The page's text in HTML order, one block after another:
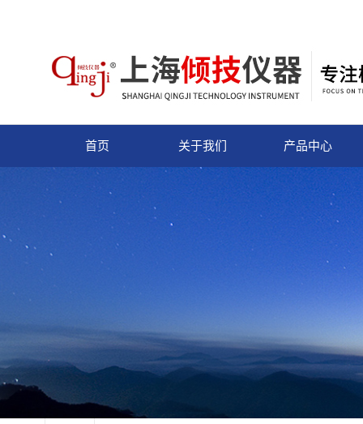
首页 关于我们 产品中心